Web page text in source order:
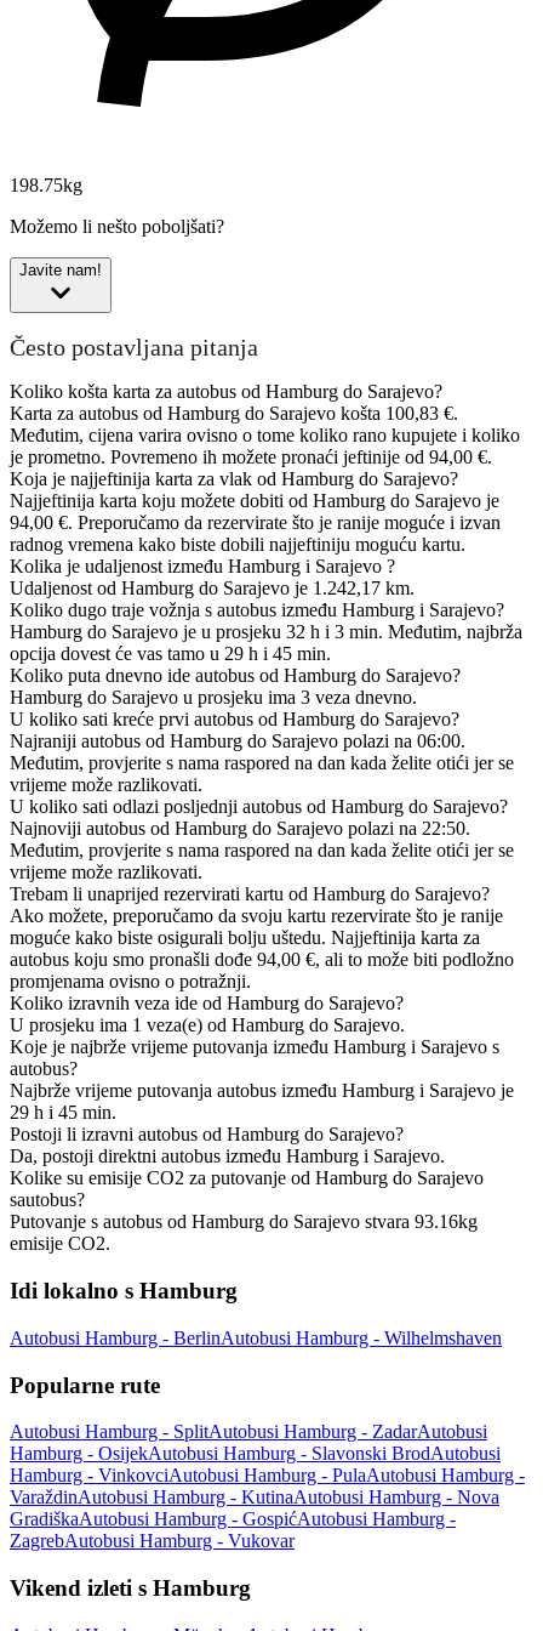
198.75kg
Možemo li nešto poboljšati?
Javite nam!
Često postavljana pitanja
Koliko košta karta za autobus od Hamburg do Sarajevo?
Karta za autobus od Hamburg do Sarajevo košta 100,83 €.
Međutim, cijena varira ovisno o tome koliko rano kupujete i koliko
je prometno. Povremeno ih možete pronaći jeftinije od 94,00 €.
Koja je najjeftinija karta za vlak od Hamburg do Sarajevo?
Najjeftinija karta koju možete dobiti od Hamburg do Sarajevo je
94,00 €. Preporučamo da rezervirate što je ranije moguće i izvan
radnog vremena kako biste dobili najjeftiniju moguću kartu.
Kolika je udaljenost između Hamburg i Sarajevo ?
Udaljenost od Hamburg do Sarajevo je 1.242,17 km.
Koliko dugo traje vožnja s autobus između Hamburg i Sarajevo?
Hamburg do Sarajevo je u prosjeku 32 h i 3 min. Međutim, najbrža
opcija dovest će vas tamo u 29 h i 45 min.
Koliko puta dnevno ide autobus od Hamburg do Sarajevo?
Hamburg do Sarajevo u prosjeku ima 3 veza dnevno.
U koliko sati kreće prvi autobus od Hamburg do Sarajevo?
Najraniji autobus od Hamburg do Sarajevo polazi na 06:00.
Međutim, provjerite s nama raspored na dan kada želite otići jer se
vrijeme može razlikovati.
U koliko sati odlazi posljednji autobus od Hamburg do Sarajevo?
Najnoviji autobus od Hamburg do Sarajevo polazi na 22:50.
Međutim, provjerite s nama raspored na dan kada želite otići jer se
vrijeme može razlikovati.
Trebam li unaprijed rezervirati kartu od Hamburg do Sarajevo?
Ako možete, preporučamo da svoju kartu rezervirate što je ranije
moguće kako biste osigurali bolju uštedu. Najjeftinija karta za
autobus koju smo pronašli dođe 94,00 €, ali to može biti podložno
promjenama ovisno o potražnji.
Koliko izravnih veza ide od Hamburg do Sarajevo?
U prosjeku ima 1 veza(e) od Hamburg do Sarajevo.
Koje je najbrže vrijeme putovanja između Hamburg i Sarajevo s
autobus?
Najbrže vrijeme putovanja autobus između Hamburg i Sarajevo je
29 h i 45 min.
Postoji li izravni autobus od Hamburg do Sarajevo?
Da, postoji direktni autobus između Hamburg i Sarajevo.
Kolike su emisije CO2 za putovanje od Hamburg do Sarajevo
sautobus?
Putovanje s autobus od Hamburg do Sarajevo stvara 93.16kg
emisije CO2.
Idi lokalno s Hamburg
Autobusi Hamburg - BerlinAutobusi Hamburg - Wilhelmshaven
Popularne rute
Autobusi Hamburg - SplitAutobusi Hamburg - ZadarAutobusi
Hamburg - OsijekAutobusi Hamburg - Slavonski BrodAutobusi
Hamburg - VinkovciAutobusi Hamburg - PulaAutobusi Hamburg -
VaraždinAutobusi Hamburg - KutinaAutobusi Hamburg - Nova
GradiškaAutobusi Hamburg - GospićAutobusi Hamburg -
ZagrebAutobusi Hamburg - Vukovar
Vikend izleti s Hamburg